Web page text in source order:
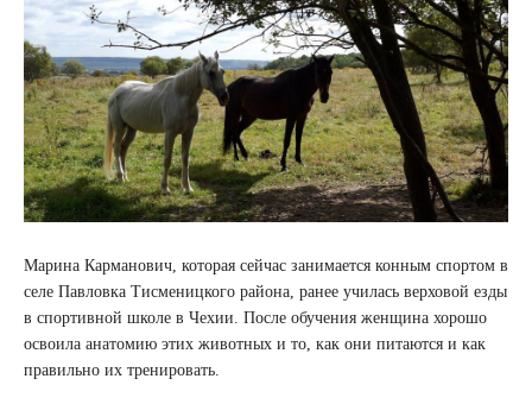
Марина Карманович, которая сейчас занимается конным спортом в
селе Павловка Тисменицкого района, ранее училась верховой езды
в спортивной школе в Чехии. После обучения женщина хорошо
освоила анатомию этих животных и то, как они питаются и как
правильно их тренировать.